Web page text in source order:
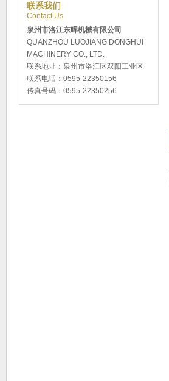
联系我们
Contact Us
泉州市洛江东晖机械有限公司
QUANZHOU LUOJIANG DONGHUI
MACHINERY CO., LTD.
联系地址：泉州市洛江区双阳工业区
联系电话：0595-22350156
传真号码：0595-22350256